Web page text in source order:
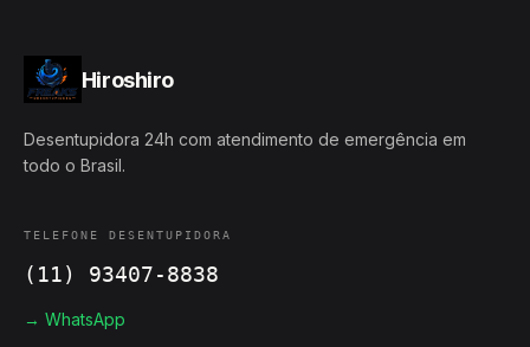
Hiroshiro
Desentupidora 24h com atendimento de emergência em
todo o Brasil.
TELEFONE DESENTUPIDORA
(11) 93407-8838
→ WhatsApp